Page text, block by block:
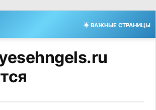
🌟 ВАЖНЫЕ СТРАНИЦЫ